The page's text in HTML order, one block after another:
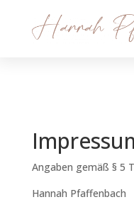
Angaben gemäß § 5
Hannah Pfaffenbach